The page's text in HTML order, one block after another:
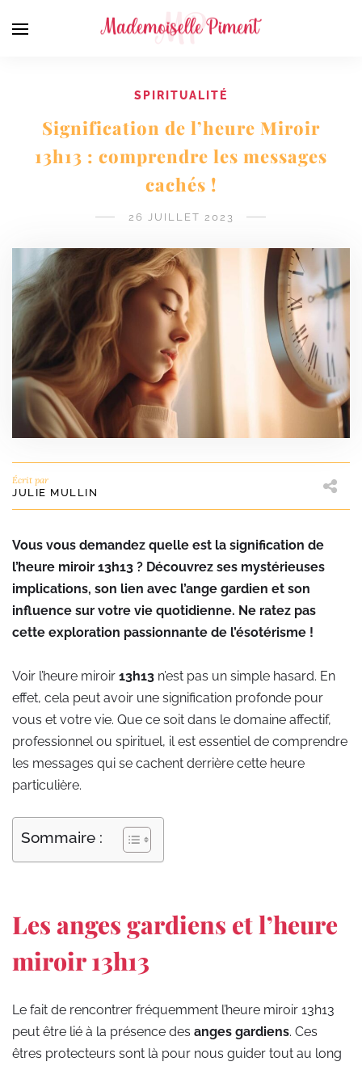
SPIRITUALITÉ
Signification de l’heure Miroir
13h13 : comprendre les messages
cachés !
26 JUILLET 2023
Écrit par
JULIE MULLIN
Vous vous demandez quelle est la signification de
l’heure miroir 13h13 ? Découvrez ses mystérieuses
implications, son lien avec l’ange gardien et son
influence sur votre vie quotidienne. Ne ratez pas
cette exploration passionnante de l’ésotérisme !
Voir l’heure miroir 13h13 n’est pas un simple hasard. En
effet, cela peut avoir une signification profonde pour
vous et votre vie. Que ce soit dans le domaine affectif,
professionnel ou spirituel, il est essentiel de comprendre
les messages qui se cachent derrière cette heure
particulière.
Sommaire :
Les anges gardiens et l’heure
miroir 13h13
Le fait de rencontrer fréquemment l’heure miroir 13h13
peut être lié à la présence des anges gardiens. Ces
êtres protecteurs sont là pour nous guider tout au long